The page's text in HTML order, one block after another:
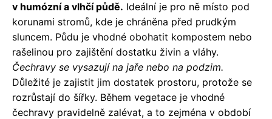
v humózní a vlhčí půdě. Ideální je pro ně místo pod
korunami stromů, kde je chráněna před prudkým
sluncem. Půdu je vhodné obohatit kompostem nebo
rašelinou pro zajištění dostatku živin a vláhy.
Čechravy se vysazují na jaře nebo na podzim.
Důležité je zajistit jim dostatek prostoru, protože se
rozrůstají do šířky. Během vegetace je vhodné
čechravy pravidelně zalévat, a to zejména v období